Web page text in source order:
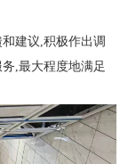
建议,积极作出调
,最大程度地满足